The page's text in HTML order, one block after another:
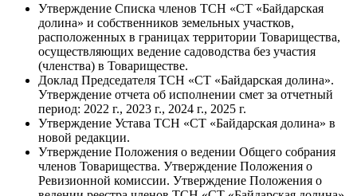
Утверждение Списка членов ТСН «СТ «Байдарская
долина» и собственников земельных участков,
расположенных в границах территории Товарищества,
осуществляющих ведение садоводства без участия
(членства) в Товариществе.
Доклад Председателя ТСН «СТ «Байдарская долина».
Утверждение отчета об исполнении смет за отчетный
период: 2022 г., 2023 г., 2024 г., 2025 г.
Утверждение Устава ТСН «СТ «Байдарская долина» в
новой редакции.
Утверждение Положения о ведении Общего собрания
членов Товарищества. Утверждение Положения о
Ревизионной комиссии. Утверждение Положения о